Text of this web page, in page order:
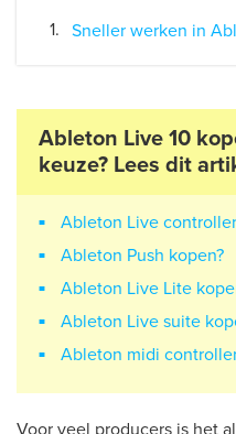
Sneller werken in
Ableton Live 10
keuze? Lees dit
Ableton Live
Ableton Push kopen?
Ableton Live Lite
Ableton Live suite
Ableton midi